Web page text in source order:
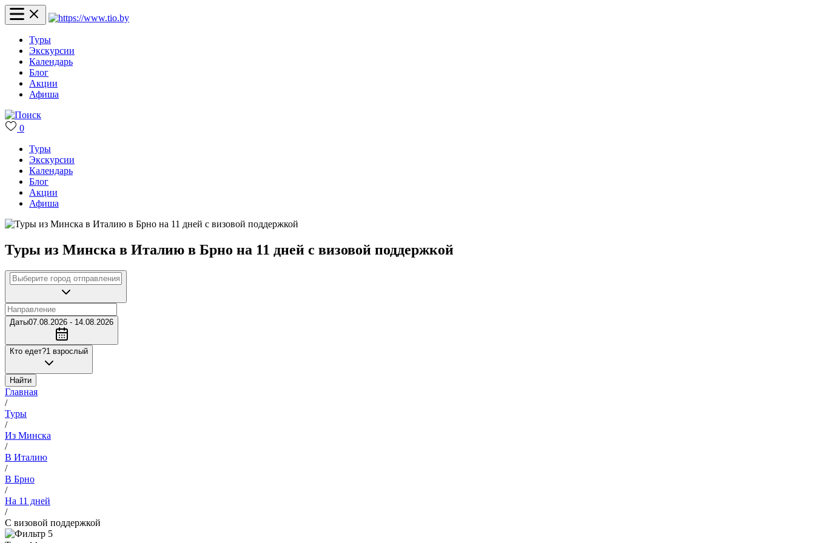
Туры
Экскурсии
Календарь
Блог
Акции
Афиша
0
Туры
Экскурсии
Календарь
Блог
Акции
Афиша
Туры из Минска в Италию в Брно на 11 дней с визовой поддержкой
Даты07.08.2026 - 14.08.2026
Кто едет?1 взрослый
Найти
Главная
/
Туры
/
Из Минска
/
В Италию
/
В Брно
/
На 11 дней
/
С визовой поддержкой
5